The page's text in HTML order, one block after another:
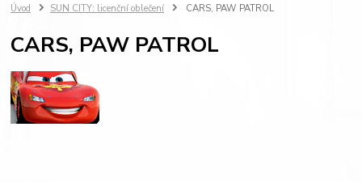
Úvod SUN CITY: licenční oblečení CARS, PAW PATROL
CARS, PAW PATROL